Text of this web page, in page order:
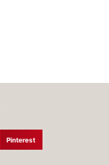
Pinterest